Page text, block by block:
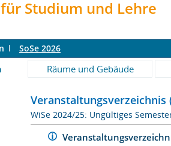
Studium und Lehre
SoSe 2026
Räume und Gebäude
Veranstaltungsverzeichnis
WiSe 2024/25: Ungültiges